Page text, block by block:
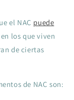
el NAC puede
los que viven
de ciertas
de NAC son: